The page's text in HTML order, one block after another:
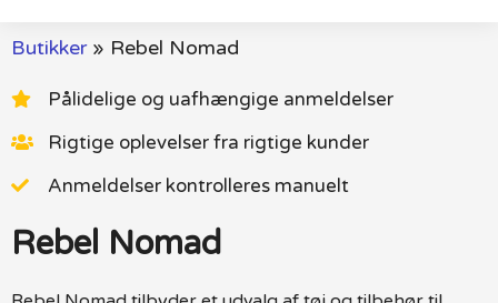
Butikker» Rebel Nomad
Pålidelige og uafhængige anmeldelser
Rigtige oplevelser fra rigtige kunder
Anmeldelser kontrolleres manuelt
Rebel Nomad